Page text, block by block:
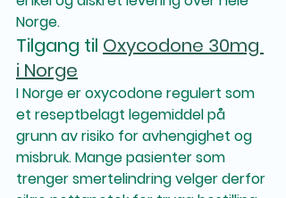
Norge.
Tilgang til Oxycodone 30mg
i Norge
I Norge er oxycodone regulert som
et reseptbelagt legemiddel på
grunn av risiko for avhengighet og
misbruk. Mange pasienter som
trenger smertelindring velger derfor